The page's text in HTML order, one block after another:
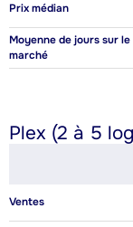
Prix médian
Moyenne de jours sur le
marché
Plex (2 à 5
Ventes